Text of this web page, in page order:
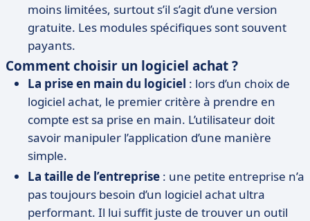
moins limitées, surtout s’il s’agit d’une version
gratuite. Les modules spécifiques sont souvent
payants.
Comment choisir un logiciel achat ?
La prise en main du logiciel : lors d’un choix de
logiciel achat, le premier critère à prendre en
compte est sa prise en main. L’utilisateur doit
savoir manipuler l’application d’une manière
simple.
La taille de l’entreprise : une petite entreprise n’a
pas toujours besoin d’un logiciel achat ultra
performant. Il lui suffit juste de trouver un outil